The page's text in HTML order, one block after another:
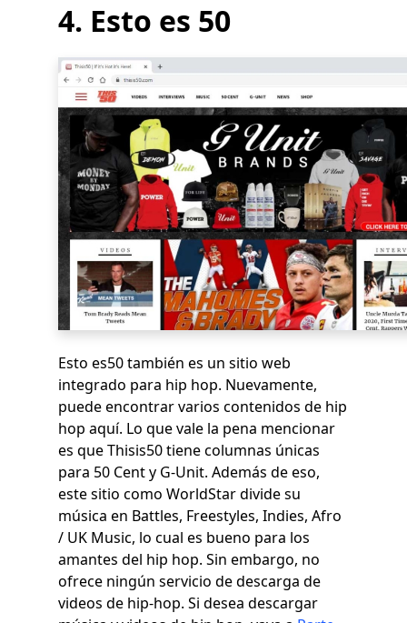
4. Esto es 50
Esto es50 también es un sitio web
integrado para hip hop. Nuevamente,
puede encontrar varios contenidos de hip
hop aquí. Lo que vale la pena mencionar
es que Thisis50 tiene columnas únicas
para 50 Cent y G-Unit. Además de eso,
este sitio como WorldStar divide su
música en Battles, Freestyles, Indies, Afro
/ UK Music, lo cual es bueno para los
amantes del hip hop. Sin embargo, no
ofrece ningún servicio de descarga de
videos de hip-hop. Si desea descargar